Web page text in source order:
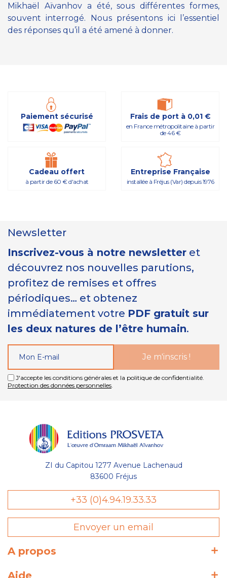
des Cookies
Les Éditions Prosveta utilisent des
cookies nécessaires au bon
fonctionnement du site et à l'optimisation de votre navigation :
conservation de votre liste (wishlist) et de votre panier, avec ou
peuvent être utilisées à des fins statistiques : temps de visite
Mikhaël Aïvanhov a été, sous différentes formes,
souvent interrogé. Nous présentons ici l’essentiel
des réponses qu’il a été amené à donner.
Paiement sécurisé Frais de port à 0,01 €
en France métropolitaine à partir
de 46 €
Cadeau offert
à partir de 60 € d'achat
Entreprise Française
installée à Fréjus (Var) depuis 1976
Newsletter
Inscrivez-vous à notre newsletter et
découvrez nos nouvelles parutions,
profitez de remises et offres
périodiques… et obtenez
immédiatement votre PDF gratuit sur
les deux natures de l’être humain.
J'accepte les conditions générales et la politique de confidentialité.
Protection des données personnelles
ZI du Capitou 1277 Avenue Lachenaud
83600 Fréjus
+33 (0)4.94.19.33.33
Envoyer un email
A propos
Aide